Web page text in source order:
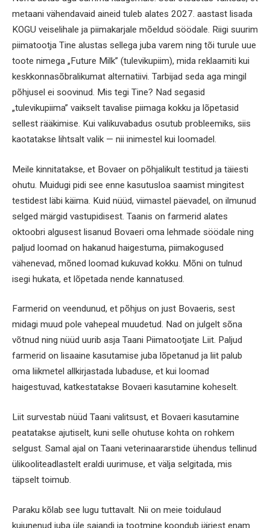
metaani vähendavaid aineid tuleb alates 2027. aastast lisada
KOGU veiselihale ja piimakarjale mõeldud söödale. Riigi suurim
piimatootja Tine alustas sellega juba varem ning tõi turule uue
toote nimega „Future Milk” (tulevikupiim), mida reklaamiti kui
keskkonnasõbralikumat alternatiivi. Tarbijad seda aga mingil
põhjusel ei soovinud. Mis tegi Tine? Nad segasid
„tulevikupiima” vaikselt tavalise piimaga kokku ja lõpetasid
sellest rääkimise. Kui valikuvabadus osutub probleemiks, siis
kaotatakse lihtsalt valik — nii inimestel kui loomadel.
Meile kinnitatakse, et Bovaer on põhjalikult testitud ja täiesti
ohutu. Muidugi pidi see enne kasutusloa saamist mingitest
testidest läbi käima. Kuid nüüd, viimastel päevadel, on ilmunud
selged märgid vastupidisest. Taanis on farmerid alates
oktoobri algusest lisanud Bovaeri oma lehmade söödale ning
paljud loomad on hakanud haigestuma, piimakogused
vähenevad, mõned loomad kukuvad kokku. Mõni on tulnud
isegi hukata, et lõpetada nende kannatused.
Farmerid on veendunud, et põhjus on just Bovaeris, sest
midagi muud pole vahepeal muudetud. Nad on julgelt sõna
võtnud ning nüüd uurib asja Taani Piimatootjate Liit. Paljud
farmerid on lisaaine kasutamise juba lõpetanud ja liit palub
oma liikmetel allkirjastada lubaduse, et kui loomad
haigestuvad, katkestatakse Bovaeri kasutamine koheselt.
Liit survestab nüüd Taani valitsust, et Bovaeri kasutamine
peatatakse ajutiselt, kuni selle ohutuse kohta on rohkem
selgust. Samal ajal on Taani veterinaararstide ühendus tellinud
ülikooliteadlastelt eraldi uurimuse, et välja selgitada, mis
täpselt toimub.
Paraku kõlab see lugu tuttavalt. Nii on meie toidulaud
kujunenud juba üle sajandi ja tootmine koondub järjest enam